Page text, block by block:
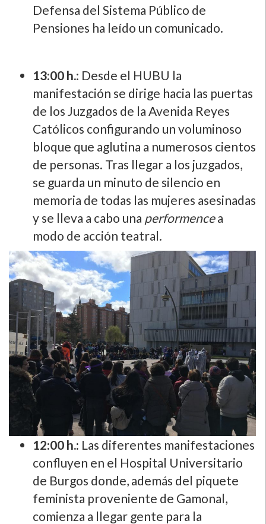
Defensa del Sistema Público de
Pensiones ha leí­do un comunicado.
13:00 h.: Desde el HUBU la
manifestación se dirige hacia las puertas
de los Juzgados de la Avenida Reyes
Católicos configurando un voluminoso
bloque que aglutina a numerosos cientos
de personas. Tras llegar a los juzgados,
se guarda un minuto de silencio en
memoria de todas las mujeres asesinadas
y se lleva a cabo una performencea
modo de acción teatral.
12:00 h.: Las diferentes manifestaciones
confluyen en el Hospital Universitario
de Burgos donde, además del piquete
feminista proveniente de Gamonal,
comienza a llegar gente para la